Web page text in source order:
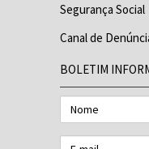
Segurança Social
Canal de
BOLETIM
Nome
E-